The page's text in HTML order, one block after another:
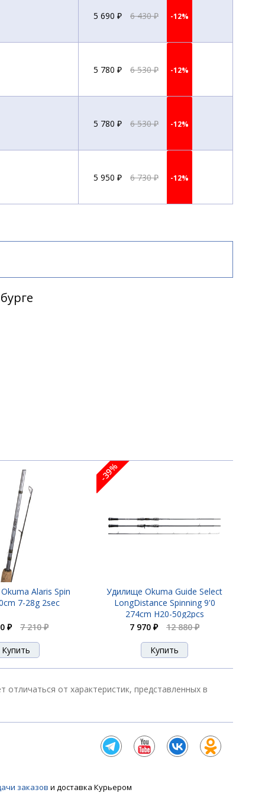
5 690 ₽ 6 430 ₽ -12%
5 780 ₽ 6 530 ₽ -12%
5 780 ₽ 6 530 ₽ -12%
5 950 ₽ 6 730 ₽ -12%
Alaris Spin
7-28g 2sec
₽ 7 210 ₽
-39%
Удилище Okuma Guide Select
LongDistance Spinning 9'0
274cm H20-50g2pcs
7 970 ₽
12 880 ₽
от характеристик, представленных в
заказов и доставка Курьером